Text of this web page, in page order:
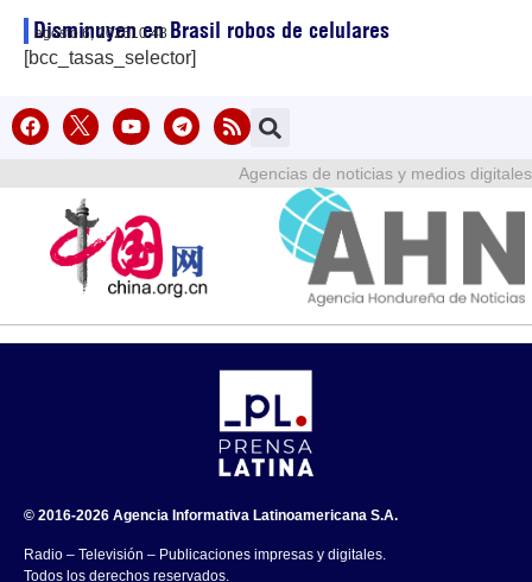
Disminuyen en Brasil robos de celulares
agosto 6, 202610:48
[bcc_tasas_selector]
Agencias de noticias y medios digitales
© 2016-2026 Agencia Informativa Latinoamericana S.A.
Radio – Televisión – Publicaciones impresas y digitales.
Todos los derechos reservados.